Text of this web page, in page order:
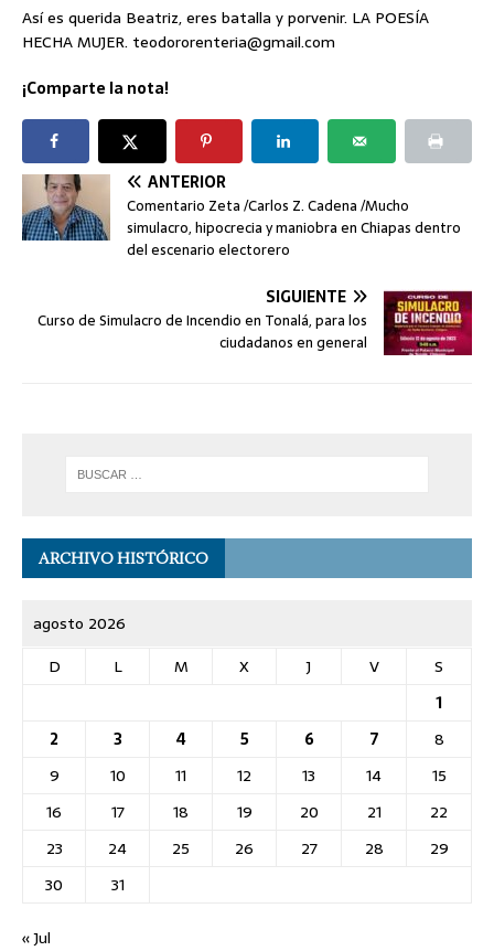
Así es querida Beatriz, eres batalla y porvenir. LA POESÍA
HECHA MUJER. teodororenteria@gmail.com
¡Comparte la nota!
ANTERIOR
Comentario Zeta /Carlos Z. Cadena /Mucho
simulacro, hipocrecia y maniobra en Chiapas dentro
del escenario electorero
SIGUIENTE
Curso de Simulacro de Incendio en Tonalá, para los
ciudadanos en general
ARCHIVO HISTÓRICO
agosto 2026
D
L M X J V
S
1
2
3 4 5 6 7
8
9
10 11 12 13 14
15
16
17 18 19 20 21
22
23
24 25 26 27 28
29
30
31
« Jul